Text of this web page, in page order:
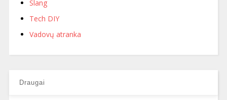
Slang
Tech DIY
Vadovų atranka
Draugai